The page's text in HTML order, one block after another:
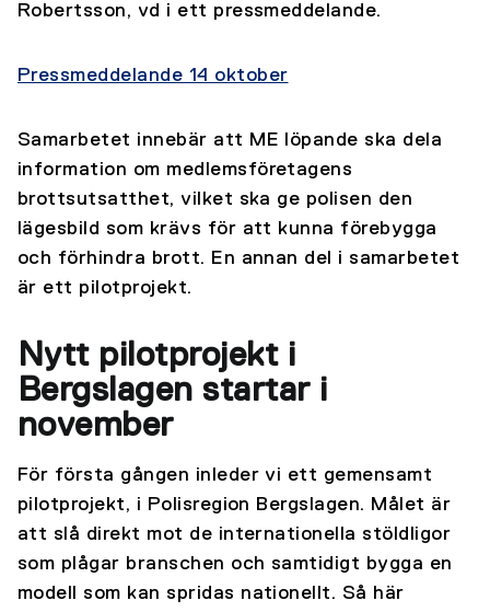
Robertsson, vd i ett pressmeddelande.
Pressmeddelande 14 oktober
Samarbetet innebär att ME löpande ska dela
information om medlemsföretagens
brottsutsatthet, vilket ska ge polisen den
lägesbild som krävs för att kunna förebygga
och förhindra brott. En annan del i samarbetet
är ett pilotprojekt.
Nytt pilotprojekt i
Bergslagen startar i
november
För första gången inleder vi ett gemensamt
pilotprojekt, i Polisregion Bergslagen. Målet är
att slå direkt mot de internationella stöldligor
som plågar branschen och samtidigt bygga en
modell som kan spridas nationellt. Så här